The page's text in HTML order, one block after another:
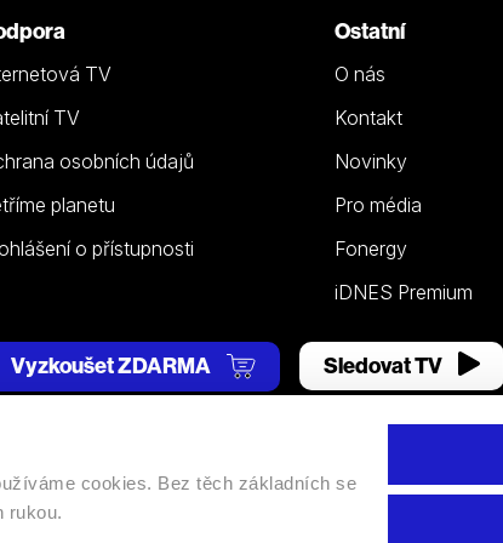
cookies. Bez těch základních se
rukou.
TV
TV
osobních údajů
planetu
o přístupnosti
Ostatní
O nás
Kontakt
Novinky
Pro média
Fonergy
iDNES Premium
Vyzkoušet ZDARMA Sledovat TV
|Nastavení cookies